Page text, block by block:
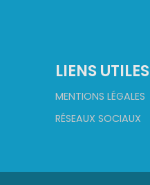
LIENS UTILES
MENTIONS LÉGALES
RÉSEAUX SOCIAUX